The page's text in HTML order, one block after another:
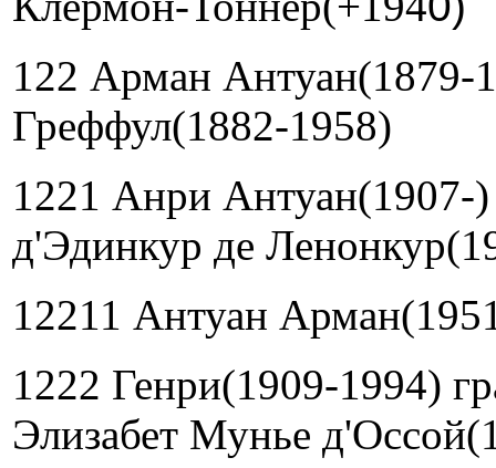
122 Арман Антуан(1879-
Греффул(1882-1958)
1221 Анри Антуан(1907-
д'Эдинкур де
12211 Антуан
1222 Генри(1909-1994)
Элизабет Мунье